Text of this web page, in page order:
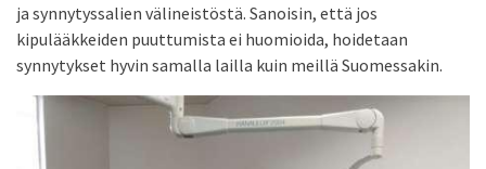
ja synnytyssalien välineistöstä. Sanoisin, että jos
kipulääkkeiden puuttumista ei huomioida, hoidetaan
synnytykset hyvin samalla lailla kuin meillä Suomessakin.